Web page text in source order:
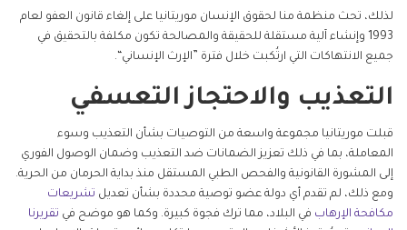
لذلك، تحث منظمة منا لحقوق الإنسان موريتانيا على إلغاء قانون العفو لعام
1993 وإنشاء آلية مستقلة للحقيقة والمصالحة تكون مكلفة بالتحقيق في
جميع الانتهاكات التي ارتُكبت خلال فترة ”الإرث الإنساني“.
التعذيب والاحتجاز التعسفي
قبلت موريتانيا مجموعة واسعة من التوصيات بشأن التعذيب وسوء
المعاملة، بما في ذلك تعزيز الضمانات ضد التعذيب وضمان الوصول الفوري
إلى المشورة القانونية والفحص الطبي المستقل منذ بداية الحرمان من الحرية.
ومع ذلك، لم تقدم أي دولة عضو توصية محددة بشأن تعديل تشريعات
مكافحة الإرهاب في البلاد، مما ترك فجوة كبيرة. وكما هو موضح في تقريرنا